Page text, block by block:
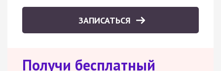
ЗАПИСАТЬСЯ
Получи бесплатный